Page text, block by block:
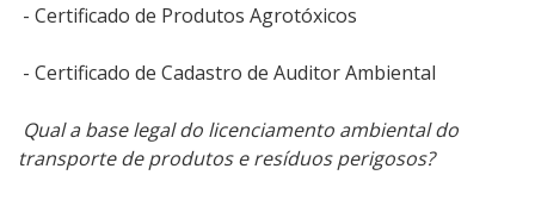
- Certificado de Produtos Agrotóxicos
- Certificado de Cadastro de Auditor Ambiental
Qual a base legal do licenciamento ambiental do
transporte de produtos e resíduos perigosos?